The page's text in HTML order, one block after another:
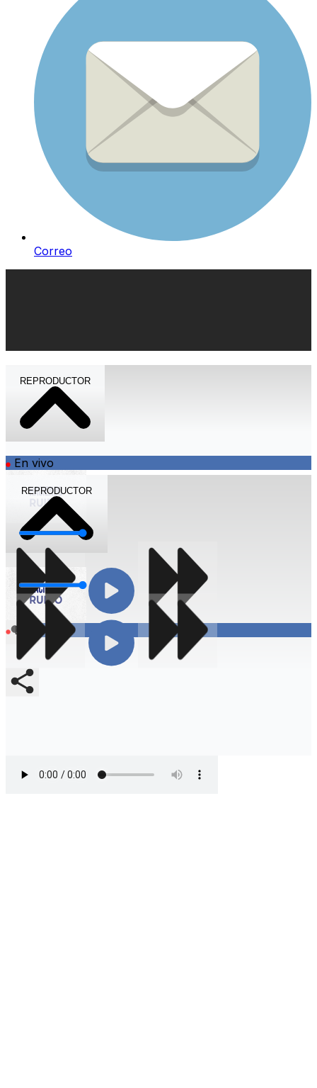
Correo
REPRODUCTOR
En vivo
Volumen
Compartir
REPRODUCTOR
En vivo
Volumen
Compartir